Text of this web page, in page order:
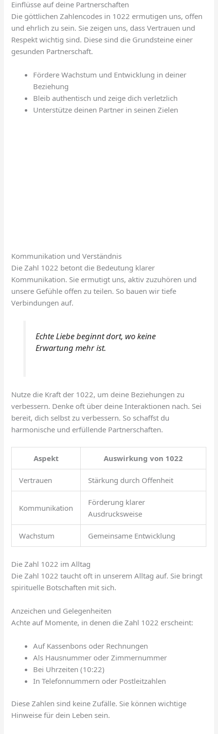
Einflüsse auf deine Partnerschaften
Die göttlichen Zahlencodes in 1022 ermutigen uns, offen
und ehrlich zu sein. Sie zeigen uns, dass Vertrauen und
Respekt wichtig sind. Diese sind die Grundsteine einer
gesunden Partnerschaft.
Fördere Wachstum und Entwicklung in deiner
Beziehung
Bleib authentisch und zeige dich verletzlich
Unterstütze deinen Partner in seinen Zielen
Kommunikation und Verständnis
Die Zahl 1022 betont die Bedeutung klarer
Kommunikation. Sie ermutigt uns, aktiv zuzuhören und
unsere Gefühle offen zu teilen. So bauen wir tiefe
Verbindungen auf.
Echte Liebe beginnt dort, wo keine
Erwartung mehr ist.
Nutze die Kraft der 1022, um deine Beziehungen zu
verbessern. Denke oft über deine Interaktionen nach. Sei
bereit, dich selbst zu verbessern. So schaffst du
harmonische und erfüllende Partnerschaften.
Aspekt Auswirkung von 1022
Vertrauen Stärkung durch Offenheit
Kommunikation
Förderung klarer
Ausdrucksweise
Wachstum Gemeinsame Entwicklung
Die Zahl 1022 im Alltag
Die Zahl 1022 taucht oft in unserem Alltag auf. Sie bringt
spirituelle Botschaften mit sich.
Anzeichen und Gelegenheiten
Achte auf Momente, in denen die Zahl 1022 erscheint:
Auf Kassenbons oder Rechnungen
Als Hausnummer oder Zimmernummer
Bei Uhrzeiten (10:22)
In Telefonnummern oder Postleitzahlen
Diese Zahlen sind keine Zufälle. Sie können wichtige
Hinweise für dein Leben sein.